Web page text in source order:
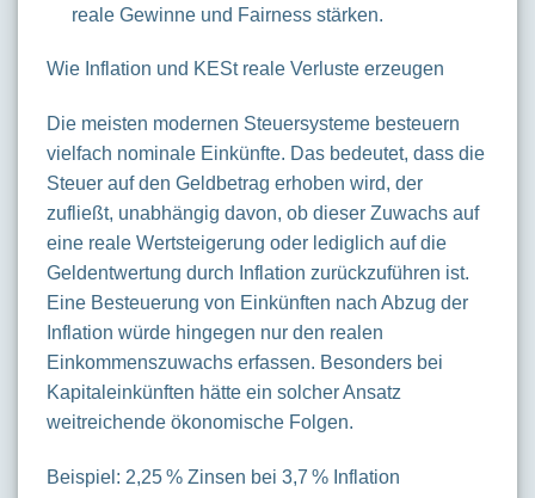
reale Gewinne und Fairness stärken.
Wie Inflation und KESt reale Verluste erzeugen
Die meisten modernen Steuersysteme besteuern
vielfach nominale Einkünfte. Das bedeutet, dass die
Steuer auf den Geldbetrag erhoben wird, der
zufließt, unabhängig davon, ob dieser Zuwachs auf
eine reale Wertsteigerung oder lediglich auf die
Geldentwertung durch Inflation zurückzuführen ist.
Eine Besteuerung von Einkünften nach Abzug der
Inflation würde hingegen nur den realen
Einkommenszuwachs erfassen. Besonders bei
Kapitaleinkünften hätte ein solcher Ansatz
weitreichende ökonomische Folgen.
Beispiel: 2,25 % Zinsen bei 3,7 % Inflation